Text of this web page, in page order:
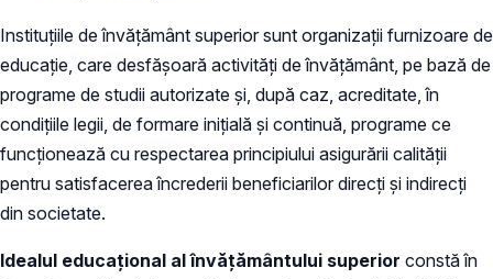
Instituţiile de învăţământ superior sunt organizaţii furnizoare de
educaţie, care desfăşoară activităţi de învăţământ, pe bază de
programe de studii autorizate şi, după caz, acreditate, în
condiţiile legii, de formare iniţială şi continuă, programe ce
funcţionează cu respectarea principiului asigurării calităţii
pentru satisfacerea încrederii beneficiarilor direcţi şi indirecţi
din societate.
Idealul educaţional al învăţământului superior constă în